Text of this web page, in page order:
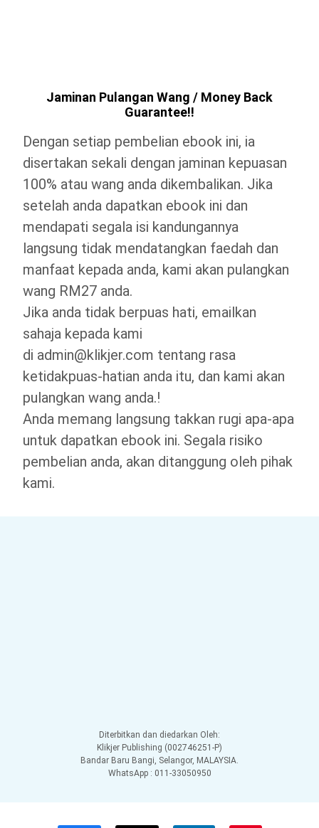
Jaminan Pulangan Wang / Money Back
Guarantee!!
Dengan setiap pembelian ebook ini, ia
disertakan sekali dengan jaminan kepuasan
100% atau wang anda dikembalikan. Jika
setelah anda dapatkan ebook ini dan
mendapati segala isi kandungannya
langsung tidak mendatangkan faedah dan
manfaat kepada anda, kami akan pulangkan
wang RM27 anda.
Jika anda tidak berpuas hati, emailkan
sahaja kepada kami
di admin@klikjer.com tentang rasa
ketidakpuas-hatian anda itu, dan kami akan
pulangkan wang anda.!
Anda memang langsung takkan rugi apa-apa
untuk dapatkan ebook ini. Segala risiko
pembelian anda, akan ditanggung oleh pihak
kami.
Diterbitkan dan diedarkan Oleh:
Klikjer Publishing (002746251-P)
Bandar Baru Bangi, Selangor, MALAYSIA.
WhatsApp : 011-33050950